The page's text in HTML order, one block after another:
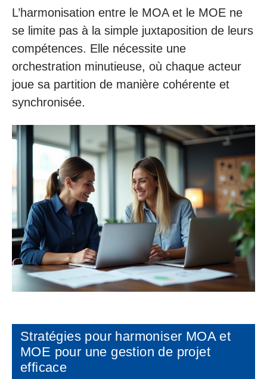
L’harmonisation entre le MOA et le MOE ne
se limite pas à la simple juxtaposition de leurs
compétences. Elle nécessite une
orchestration minutieuse, où chaque acteur
joue sa partition de manière cohérente et
synchronisée.
Stratégies pour harmoniser MOA et
MOE pour une gestion de projet
efficace